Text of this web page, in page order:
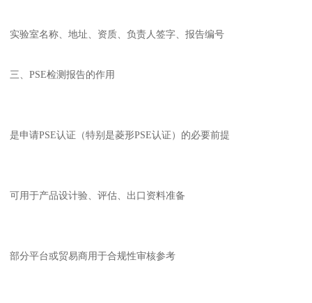
实验室名称、地址、资质、负责人签字、报告编号
三、PSE检测报告的作用
是申请PSE认证（特别是菱形PSE认证）的必要前提
可用于产品设计验、评估、出口资料准备
部分平台或贸易商用于合规性审核参考